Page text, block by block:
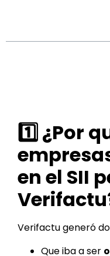
1️⃣ ¿Por
en el SII
Verifactu generó
Que iba a ser